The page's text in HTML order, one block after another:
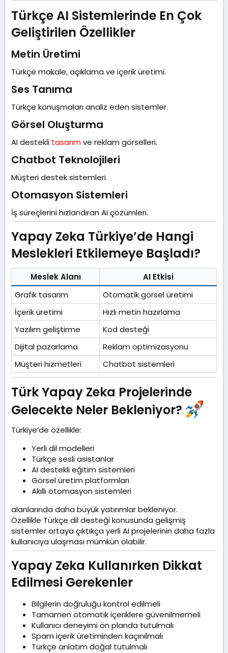
Türkçe AI Sistemlerinde En Çok
Geliştirilen Özellikler​
Metin Üretimi​
Türkçe makale, açıklama ve içerik üretimi.
Ses Tanıma​
Türkçe konuşmaları analiz eden sistemler.
Görsel Oluşturma​
AI destekli tasarımve reklam görselleri.
Chatbot Teknolojileri​
Müşteri destek sistemleri.
Otomasyon Sistemleri​
İş süreçlerini hızlandıran AI çözümleri.
Yapay Zeka Türkiye’de Hangi
Meslekleri Etkilemeye Başladı?​
Meslek Alanı
AI Etkisi
Grafik tasarım
Otomatik görsel üretimi
İçerik üretimi
Hızlı metin hazırlama
Yazılım geliştirme
Kod desteği
Dijital pazarlama
Reklam optimizasyonu
Müşteri hizmetleri
Chatbot sistemleri
Türk Yapay Zeka Projelerinde
Gelecekte Neler Bekleniyor?
Türkiye’de özellikle:
Yerli dil modelleri
Türkçe sesli asistanlar
AI destekli eğitim sistemleri
Görsel üretim platformları
Akıllı otomasyon sistemleri
alanlarında daha büyük yatırımlar bekleniyor.
Özellikle Türkçe dil desteği konusunda gelişmiş
sistemler ortaya çıktıkça yerli AI projelerinin daha fazla
kullanıcıya ulaşması mümkün olabilir.
Yapay Zeka Kullanırken Dikkat
Edilmesi Gerekenler​
Bilgilerin doğruluğu kontrol edilmeli
Tamamen otomatik içeriklere güvenilmemeli
Kullanıcı deneyimi ön planda tutulmalı
Spam içerik üretiminden kaçınılmalı
Türkçe anlatım doğal tutulmalı